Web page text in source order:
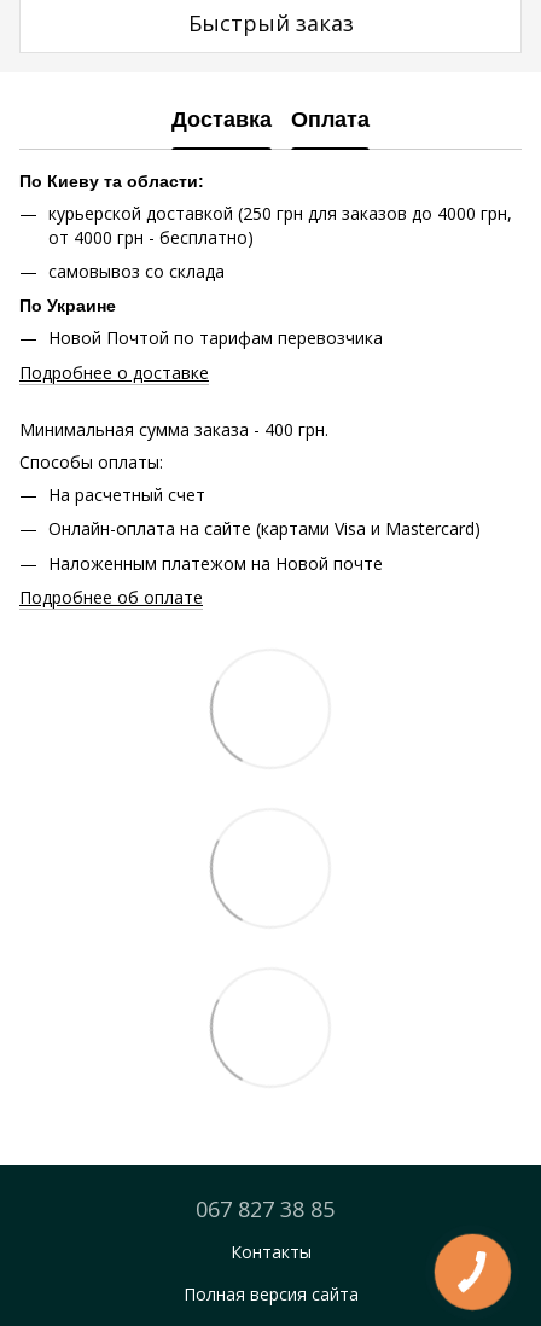
Быстрый заказ
Доставка Оплата
По Киеву та области:
курьерской доставкой (250 грн для заказов до 4000 грн,
от 4000 грн - бесплатно)
самовывоз со склада
По Украине
Новой Почтой по тарифам перевозчика
Подробнее о доставке
Минимальная сумма заказа - 400 грн.
Способы оплаты:
На расчетный счет
Онлайн-оплата на сайте (картами Visa и Mastercard)
Наложенным платежом на Новой почте
Подробнее об оплате
067 827 38 85
Контакты
Полная версия сайта